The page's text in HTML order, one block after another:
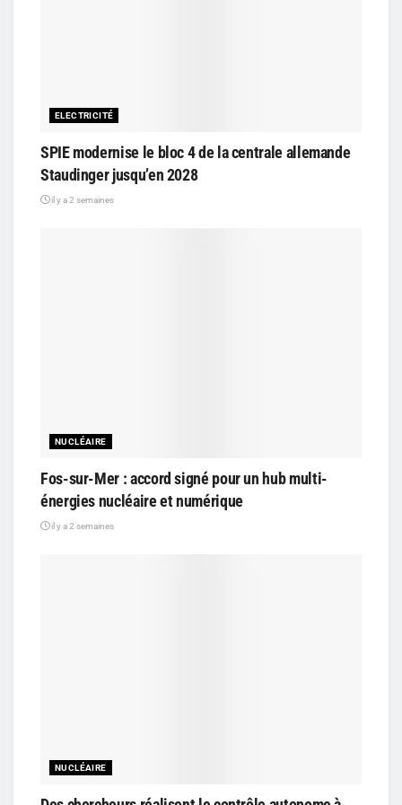
ELECTRICITÉ
SPIE modernise le bloc 4 de la centrale allemande
Staudinger jusqu’en 2028
il y a 2 semaines
NUCLÉAIRE
Fos-sur-Mer : accord signé pour un hub multi-
énergies nucléaire et numérique
il y a 2 semaines
NUCLÉAIRE